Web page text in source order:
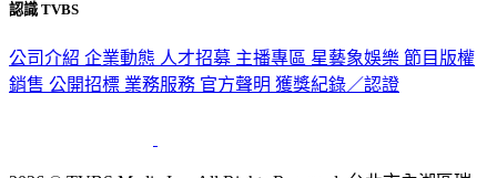
認識 TVBS
公司介紹 企業動態 人才招募 主播專區 星藝象娛樂 節目版權
銷售 公開招標 業務服務 官方聲明 獲獎紀錄／認證